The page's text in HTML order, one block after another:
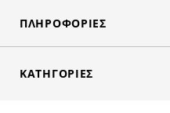
ΠΛΗΡΟΦΟΡΊΕΣ
ΚΑΤΗΓΟΡΊΕΣ